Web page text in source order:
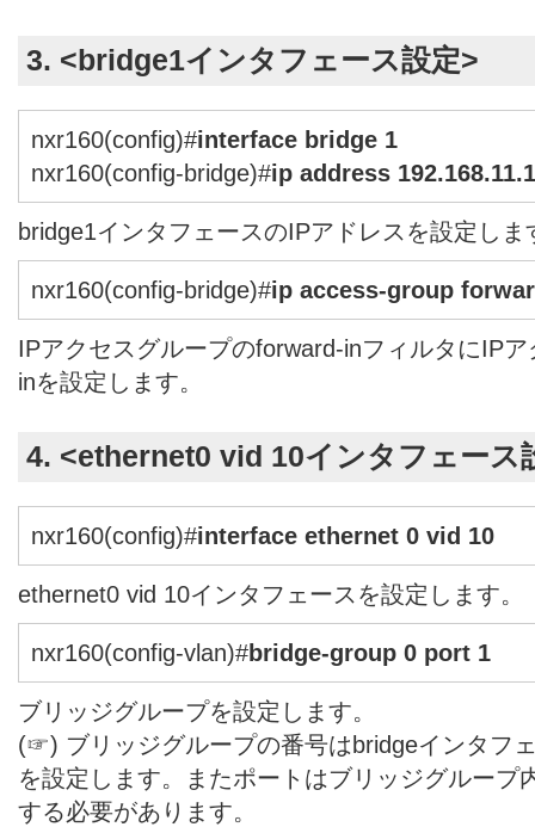
3. < bridge1インタフェース設定>
nxr160(config)#interface bridge 1
nxr160(config-bridge)#ip address
bridge1インタフェースのIPアドレスを設定しま
nxr160(config-bridge)#ip access-group
IPアクセスグループのforward-inフィルタにIP
inを設定します。
4. <ethernet0 vid 10インタフェース
nxr160(config)#interface ethernet 0 vid 10
ethernet0 vid 10インタフェースを設定します。
nxr160(config-vlan)#bridge-group 0 port 1
ブリッジグループを設定します。
(☞) ブリッジグループの番号はbridgeインタフ
を設定します。またポートはブリッジグループ
する必要があります。